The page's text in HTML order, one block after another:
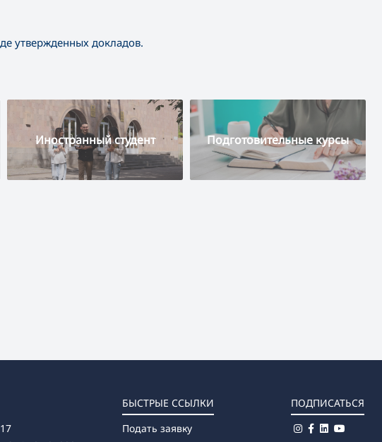
утвержденных докладов.
Иностранный студент Подготовительные курсы
БЫСТРЫЕ ССЫЛКИ
Подать заявку
ПОДПИСАТЬСЯ